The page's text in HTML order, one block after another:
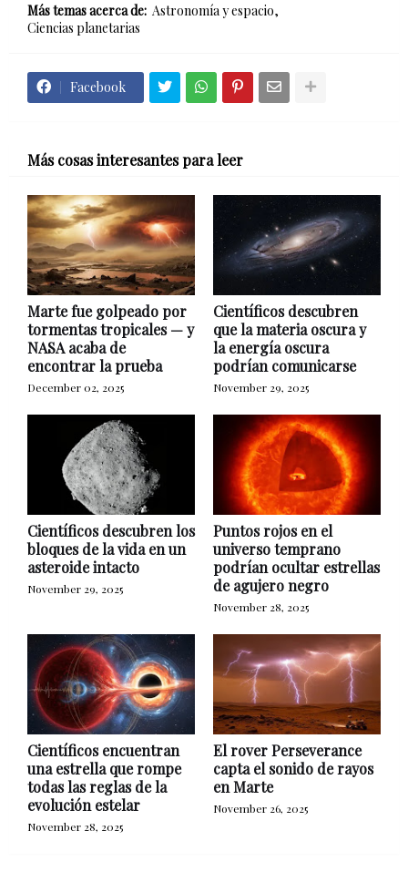
Más temas acerca de: Astronomía y espacio
Ciencias planetarias
Facebook
Más cosas interesantes para leer
Marte fue golpeado por
tormentas tropicales — y
NASA acaba de
encontrar la prueba
December 02, 2025
Científicos descubren
que la materia oscura y
la energía oscura
podrían comunicarse
November 29, 2025
Científicos descubren los
bloques de la vida en un
asteroide intacto
November 29, 2025
Puntos rojos en el
universo temprano
podrían ocultar estrellas
de agujero negro
November 28, 2025
Científicos encuentran
una estrella que rompe
todas las reglas de la
evolución estelar
November 28, 2025
El rover Perseverance
capta el sonido de rayos
en Marte
November 26, 2025